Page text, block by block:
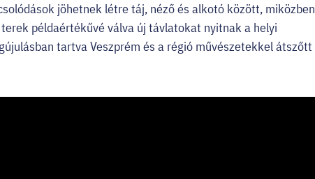
jöhetnek létre táj, néző és alkotó között, miközben
példaértékűvé válva új távlatokat nyitnak a helyi
tartva Veszprém és a régió művészetekkel átszőtt